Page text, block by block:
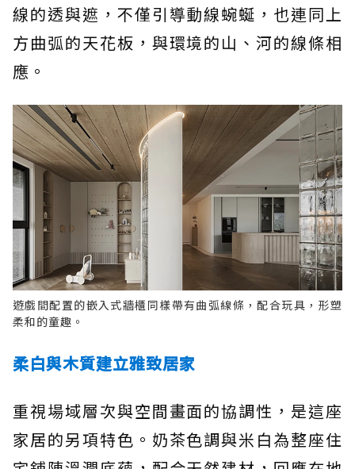
線的透與遮，不僅引導動線蜿蜒，也連同上
方曲弧的天花板，與環境的山、河的線條相
應。
遊戲間配置的嵌入式牆櫃同樣帶有曲弧線條，配合玩具，形塑
柔和的童趣。
柔白與木質建立雅致居家
重視場域層次與空間畫面的協調性，是這座
家居的另項特色。奶茶色調與米白為整座住